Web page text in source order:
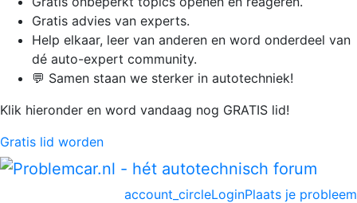
Gratis advies van experts.
Help elkaar, leer van anderen en word onderdeel van
dé auto-expert community.
💬 Samen staan we sterker in autotechniek!
Klik hieronder en word vandaag nog GRATIS lid!
Gratis lid worden
Plaats je probleem
account_circleLogin